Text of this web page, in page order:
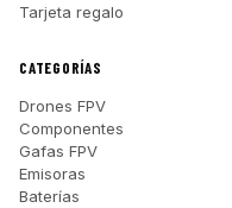
Tarjeta regalo
CATEGORÍAS
Drones FPV
Componentes
Gafas FPV
Emisoras
Baterías